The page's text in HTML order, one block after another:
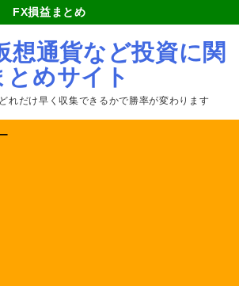
FX損益まとめ
想通貨など投資に関
めサイト
れだけ早く収集できるかで勝率が変わります